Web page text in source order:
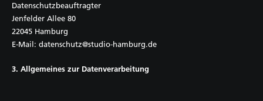
Datenschutzbeauftragter
Jenfelder Allee 80
22045 Hamburg
E-Mail: datenschutz@studio-hamburg.de
3. Allgemeines zur Datenverarbeitung